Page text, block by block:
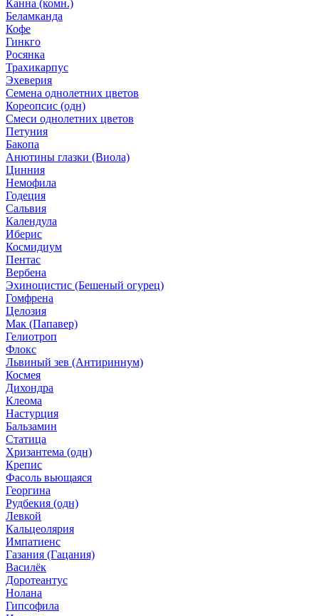
Канна (комн.)
Беламканда
Кофе
Гинкго
Росянка
Трахикарпус
Эхеверия
Семена однолетних цветов
Кореопсис (одн)
Смеси однолетних цветов
Петуния
Бакопа
Анютины глазки (Виола)
Цинния
Немофила
Годеция
Сальвия
Календула
Иберис
Космидиум
Пентас
Вербена
Эхиноцистис (Бешеный огурец)
Гомфрена
Целозия
Мак (Папавер)
Гелиотроп
Флокс
Львиный зев (Антириннум)
Космея
Дихондра
Клеома
Настурция
Бальзамин
Статица
Хризантема (одн)
Крепис
Фасоль вьющаяся
Георгина
Рудбекия (одн)
Левкой
Кальцеолярия
Импатиенс
Газания (Гацания)
Василёк
Доротеантус
Нолана
Гипсофила